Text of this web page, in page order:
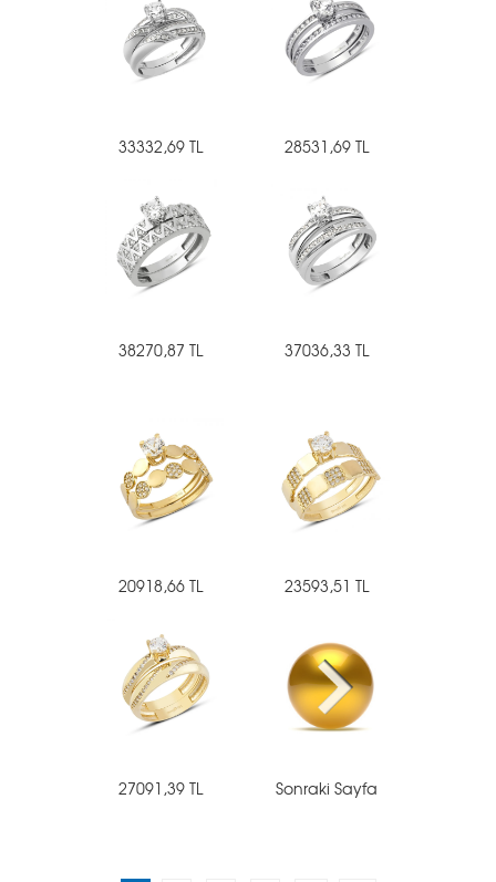
33332,69 TL 28531,69 TL
38270,87 TL 37036,33 TL
20918,66 TL 23593,51 TL
27091,39 TL Sonraki Sayfa